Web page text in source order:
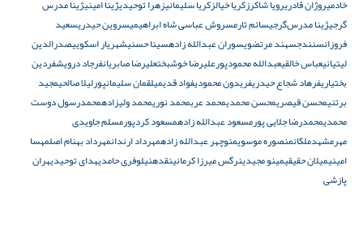
خادمیروژان قادریرویا شاکرزکریا خیالزکریا سلیمانیزهرا توحیدیژینا امینیژینا مدرس‌
گرجیژینا مدرس‌گرجیسائم تارمسروش عباسی شاه‌ ابراهیمیسروین حیدریسعید
فروزانسنندجسهند مرتضویسوران عبدالله‌ زادهسینا حسنیشهریار اسکوییصدرالدین
لیتیانیعباس خالقیعبدالله محمودپورعلیرضا خوشبختعلیرضا صابریانفرجاد درویشفردین
بختیاریفرهاد شجاع‌ حیدریفریدون محمودیفواد قدیمیلقمان سلیمانپورلیلا صالحیمجید
برتنیمحسن قیصریمحسن محمدیمحمد عربمحمد نوریمحمد ولیزادهمحمدرسول دوست
محمدیمحمدرضا جلایی پورمسعود عبدالله‌ زادهمسعود کردپورمسلم جاویدی
مهرمشهدملکانمنصوره موسویمنوچهر عبدالله‌ زادهمهرداد ارندانمهرداد بهنام اصلمهسا
امینیمیلان حقیقیمینو مجیدینرگس میرزا کرمانینقدهنیلوفری حامدیهدای توحیدیهران
پازشی